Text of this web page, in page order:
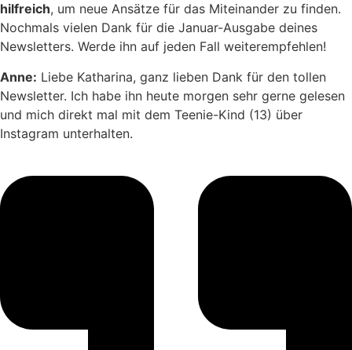
hilfreich, um neue Ansätze für das Miteinander zu finden.
Nochmals vielen Dank für die Januar-Ausgabe deines
Newsletters. Werde ihn auf jeden Fall weiterempfehlen!
Anne: Liebe Katharina, ganz lieben Dank für den tollen
Newsletter. Ich habe ihn heute morgen sehr gerne gelesen
und mich direkt mal mit dem Teenie-Kind (13) über
Instagram unterhalten.